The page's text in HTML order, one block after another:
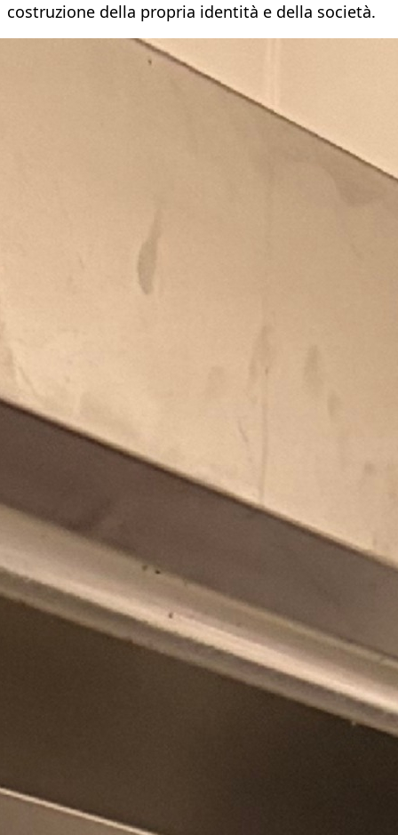
costruzione della propria identità e della società.